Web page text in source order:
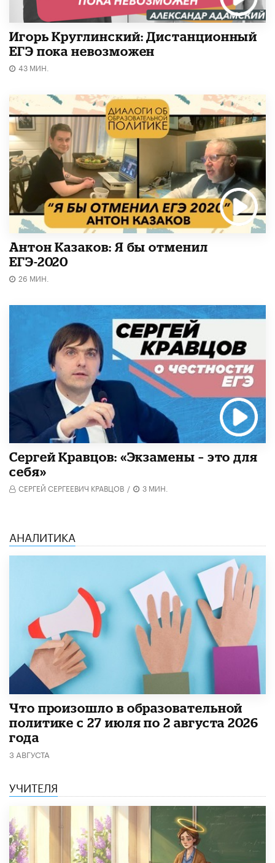
Игорь Круглинский: Дистанционный
ЕГЭ пока невозможен
43 МИН.
Антон Казаков: Я бы отменил
ЕГЭ-2020
26 МИН.
Сергей Кравцов: «Экзамены – это для
себя»
СЕРГЕЙ СЕРГЕЕВИЧ КРАВЦОВ / 3 МИН.
АНАЛИТИКА
​Что произошло в образовательной
политике с 27 июля по 2 августа 2026
года
3 АВГУСТА
УЧИТЕЛЯ